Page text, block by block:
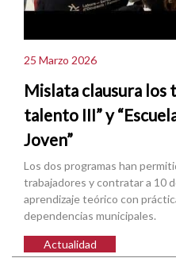
25 Marzo 2026
Mislata clausura los
talento III” y
Joven”
Los dos programas han
trabajadores y contratar a 10
aprendizaje teórico con
dependencias municipales.
Actualidad